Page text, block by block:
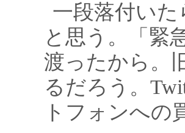
一段落付い
と思う。「緊
渡ったから。
るだろう。
トフォンへの